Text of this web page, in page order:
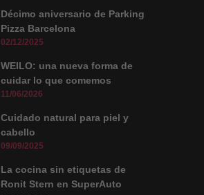
Décimo aniversario de Parking
Pizza Barcelona
02/12/2025
WEILO: una nueva forma de
cuidar lo que comemos
11/06/2026
Cuidado natural para piel y
cabello
09/09/2025
La cocina sin etiquetas de
Ronit Stern en SuperAuto